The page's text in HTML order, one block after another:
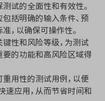
试的全面性和有效性。
括明确的输入条件、预
，以确保可操作性。
性和风险等级，为测试
要的功能和高风险区域得
用性的测试用例，以便
速应用，从而节省时间和